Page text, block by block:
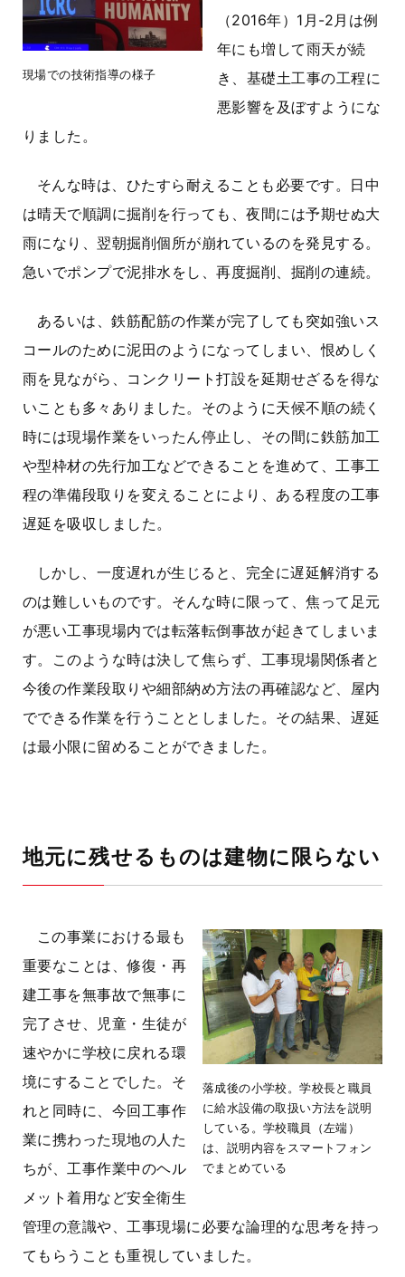
現場での技術指導の様子
（2016年）1月-2月は例
年にも増して雨天が続
き、基礎土工事の工程に
悪影響を及ぼすようにな
りました。
そんな時は、ひたすら耐えることも必要です。日中
は晴天で順調に掘削を行っても、夜間には予期せぬ大
雨になり、翌朝掘削個所が崩れているのを発見する。
急いでポンプで泥排水をし、再度掘削、掘削の連続。
あるいは、鉄筋配筋の作業が完了しても突如強いス
コールのために泥田のようになってしまい、恨めしく
雨を見ながら、コンクリート打設を延期せざるを得な
いことも多々ありました。そのように天候不順の続く
時には現場作業をいったん停止し、その間に鉄筋加工
や型枠材の先行加工などできることを進めて、工事工
程の準備段取りを変えることにより、ある程度の工事
遅延を吸収しました。
しかし、一度遅れが生じると、完全に遅延解消する
のは難しいものです。そんな時に限って、焦って足元
が悪い工事現場内では転落転倒事故が起きてしまいま
す。このような時は決して焦らず、工事現場関係者と
今後の作業段取りや細部納め方法の再確認など、屋内
でできる作業を行うこととしました。その結果、遅延
は最小限に留めることができました。
地元に残せるものは建物に限らない
落成後の小学校。学校長と職員
に給水設備の取扱い方法を説明
している。学校職員（左端）
は、説明内容をスマートフォン
でまとめている
この事業における最も
重要なことは、修復・再
建工事を無事故で無事に
完了させ、児童・生徒が
速やかに学校に戻れる環
境にすることでした。そ
れと同時に、今回工事作
業に携わった現地の人た
ちが、工事作業中のヘル
メット着用など安全衛生
管理の意識や、工事現場に必要な論理的な思考を持っ
てもらうことも重視していました。